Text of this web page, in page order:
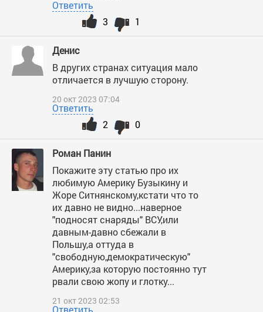
Ответить
1
3
Денис
В других странах ситуация мало
отличается в лучшую сторону.
20 окт 2023 07:04
Ответить
0
2
Роман Панин
Покажите эту статью про их
любимую Америку Бузыкину и
Жоре Ситнянскому,кстати что то
их давно не видно...наверное
"подносят снаряды" ВСУ,или
давным-давно сбежали в
Польшу,а оттуда в
"свободную,демократическую"
Америку,за которую постоянно тут
рвали свою жопу и глотку...
21 окт 2023 02:53
Ответить